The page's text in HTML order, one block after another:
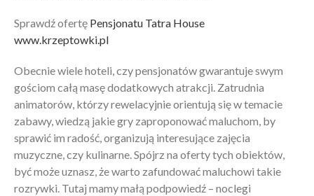
Sprawdź ofertę Pensjonatu Tatra House
www.krzeptowki.pl
Obecnie wiele hoteli, czy pensjonatów gwarantuje swym
gościom całą masę dodatkowych atrakcji. Zatrudnia
animatorów, którzy rewelacyjnie orientują się w temacie
zabawy, wiedzą jakie gry zaproponować maluchom, by
sprawić im radość, organizują interesujące zajęcia
muzyczne, czy kulinarne. Spójrz na oferty tych obiektów,
być może uznasz, że warto zafundować maluchowi takie
rozrywki. Tutaj mamy małą podpowiedź – noclegi